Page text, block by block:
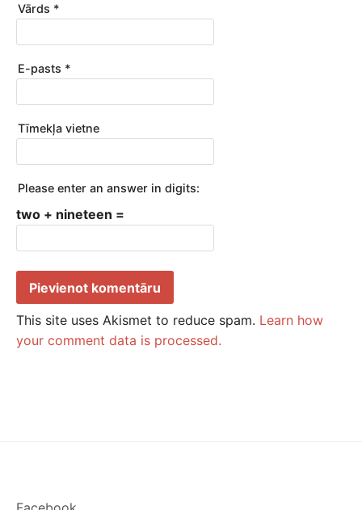
Vārds *
E-pasts *
Tīmekļa vietne
Please enter an answer in digits:
two + nineteen =
This site uses Akismet to reduce spam. Learn how
your comment data is processed.